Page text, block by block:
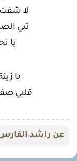
لا شفت
تبي
يا
يا
قلبي
عن راشد